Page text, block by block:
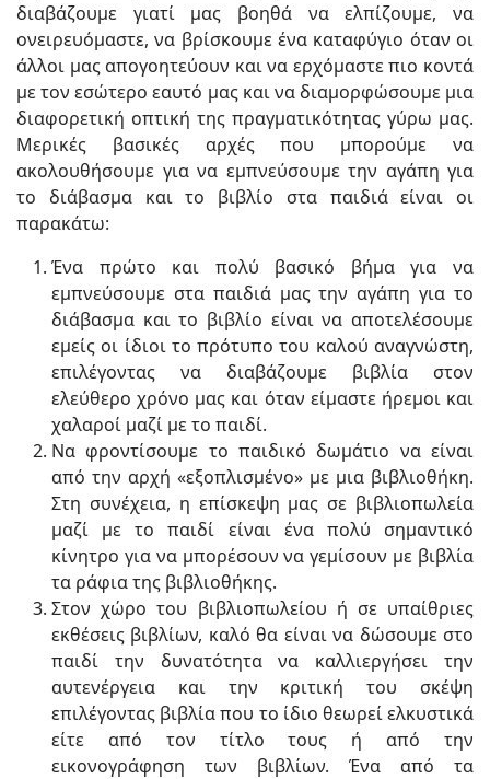
διαβάζουμε γιατί μας βοηθά να ελπίζουμε, να
ονειρευόμαστε, να βρίσκουμε ένα καταφύγιο όταν οι
άλλοι μας απογοητεύουν και να ερχόμαστε πιο κοντά
με τον εσώτερο εαυτό μας και να διαμορφώσουμε μια
διαφορετική οπτική της πραγματικότητας γύρω μας.
Μερικές βασικές αρχές που μπορούμε να
ακολουθήσουμε για να εμπνεύσουμε την αγάπη για
το διάβασμα και το βιβλίο στα παιδιά είναι οι
παρακάτω:
Ένα πρώτο και πολύ βασικό βήμα για να
εμπνεύσουμε στα παιδιά μας την αγάπη για το
διάβασμα και το βιβλίο είναι να αποτελέσουμε
εμείς οι ίδιοι το πρότυπο του καλού αναγνώστη,
επιλέγοντας να διαβάζουμε βιβλία στον
ελεύθερο χρόνο μας και όταν είμαστε ήρεμοι και
χαλαροί μαζί με το παιδί.
Να φροντίσουμε το παιδικό δωμάτιο να είναι
από την αρχή «εξοπλισμένο» με μια βιβλιοθήκη.
Στη συνέχεια, η επίσκεψη μας σε βιβλιοπωλεία
μαζί με το παιδί είναι ένα πολύ σημαντικό
κίνητρο για να μπορέσουν να γεμίσουν με βιβλία
τα ράφια της βιβλιοθήκης.
Στον χώρο του βιβλιοπωλείου ή σε υπαίθριες
εκθέσεις βιβλίων, καλό θα είναι να δώσουμε στο
παιδί την δυνατότητα να καλλιεργήσει την
αυτενέργεια και την κριτική του σκέψη
επιλέγοντας βιβλία που το ίδιο θεωρεί ελκυστικά
είτε από τον τίτλο τους ή από την
εικονογράφηση των βιβλίων. Ένα από τα